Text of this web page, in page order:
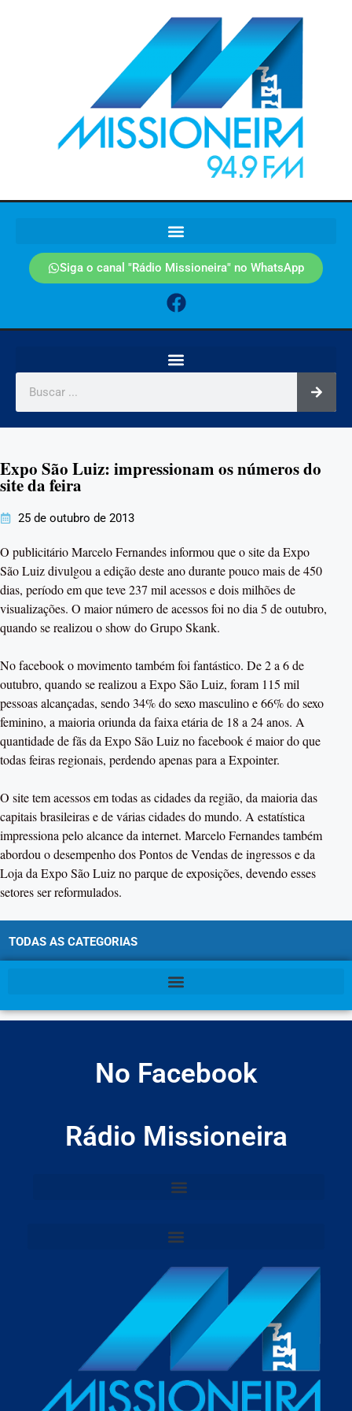
Siga o canal "Rádio Missioneira" no WhatsApp
Expo São Luiz: impressionam os números do
site da feira
25 de outubro de 2013
O publicitário Marcelo Fernandes informou que o site da Expo
São Luiz divulgou a edição deste ano durante pouco mais de 450
dias, período em que teve 237 mil acessos e dois milhões de
visualizações. O maior número de acessos foi no dia 5 de outubro,
quando se realizou o show do Grupo Skank.
No facebook o movimento também foi fantástico. De 2 a 6 de
outubro, quando se realizou a Expo São Luiz, foram 115 mil
pessoas alcançadas, sendo 34% do sexo masculino e 66% do sexo
feminino, a maioria oriunda da faixa etária de 18 a 24 anos. A
quantidade de fãs da Expo São Luiz no facebook é maior do que
todas feiras regionais, perdendo apenas para a Expointer.
O site tem acessos em todas as cidades da região, da maioria das
capitais brasileiras e de várias cidades do mundo. A estatística
impressiona pelo alcance da internet. Marcelo Fernandes também
abordou o desempenho dos Pontos de Vendas de ingressos e da
Loja da Expo São Luiz no parque de exposições, devendo esses
setores ser reformulados.
TODAS AS CATEGORIAS
No Facebook
Rádio Missioneira